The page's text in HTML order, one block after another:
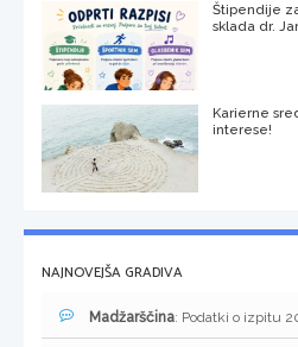
Štipendije
sklada dr.
Karierne
interese!
NAJNOVEJŠA GRADIVA
Madžarščina: Podatki o izpitu